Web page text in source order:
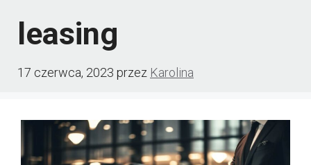
leasing
17 czerwca, 2023 przez Karolina